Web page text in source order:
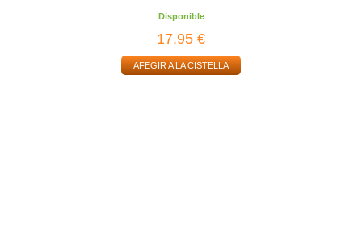
Disponible
17,95 €
AFEGIR A LA CISTELLA